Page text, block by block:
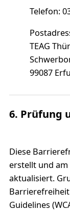
Telefon:
TEAG
99087
6. Prüfung
Diese
erstellt und am
aktualisiert.
Guidelines